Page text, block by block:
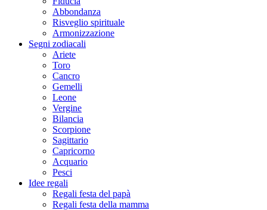
Abbondanza
Risveglio spirituale
Armonizzazione
Segni zodiacali
Ariete
Toro
Cancro
Gemelli
Leone
Vergine
Bilancia
Scorpione
Sagittario
Capricorno
Acquario
Pesci
Idee regali
Regali festa del papà
Regali festa della mamma